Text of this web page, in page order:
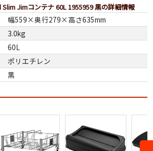
Jimコンテナ 60L 1955959 黒の詳細情報
幅559×奥行279×高さ635mm
3.0kg
60L
ポリエチレン
黒